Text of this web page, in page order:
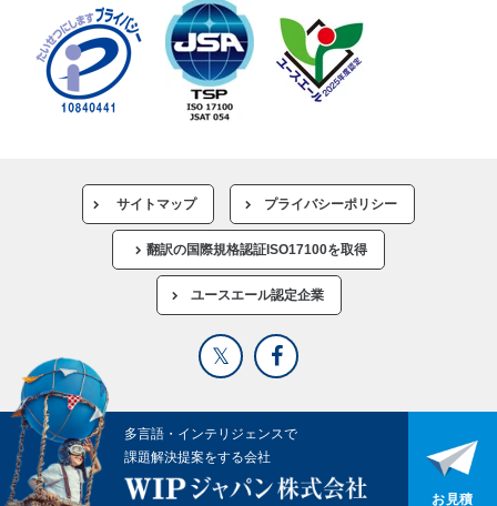
サイトマップ プライバシーポリシー
翻訳の国際規格認証ISO17100を取得
ユースエール認定企業
多言語・インテリジェンスで
課題解決提案をする会社
お見積